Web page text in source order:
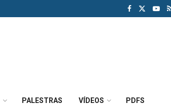
PALESTRAS VÍDEOS PDFS